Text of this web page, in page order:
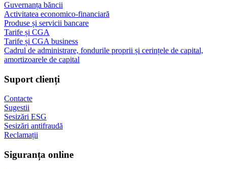
Guvernanța băncii
Activitatea economico-financiară
Produse și servicii bancare
Tarife și CGA
Tarife și CGA business
Cadrul de administrare, fondurile proprii și cerințele de capital,
amortizoarele de capital
Suport clienți
Contacte
Sugestii
Sesizări ESG
Sesizări antifraudă
Reclamații
Siguranța online